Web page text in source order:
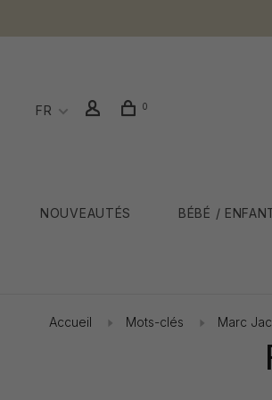
FR 0
NOUVEAUTÉS BÉBÉ /
Accueil Mots-clés Marc